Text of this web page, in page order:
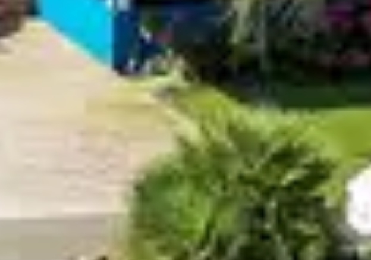
À CAPBRETON
saison, c’est aussi l’occasion de profiter d’un hébergement confortable
de mer, permet de vivre la destination toute l’année, avec un accès direct
détente. Hors période estivale, le séjour prend une dimension plus
HORS SAISON,
DE VOYAGER
séduit par sa douceur et son authenticité. Que l’on recherche un séjour